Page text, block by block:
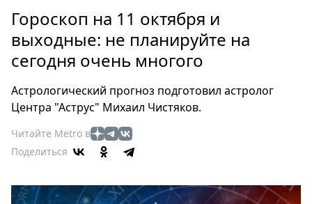
Россия
Мир
Здоровье
Туризм
Мода
Театр
Кино
Книги
Гороскоп на 11 октября и
выходные: не планируйте на
сегодня очень многого
Астрологический прогноз подготовил астролог
Центра "Аструс" Михаил Чистяков.
Читайте Metro в
Поделиться